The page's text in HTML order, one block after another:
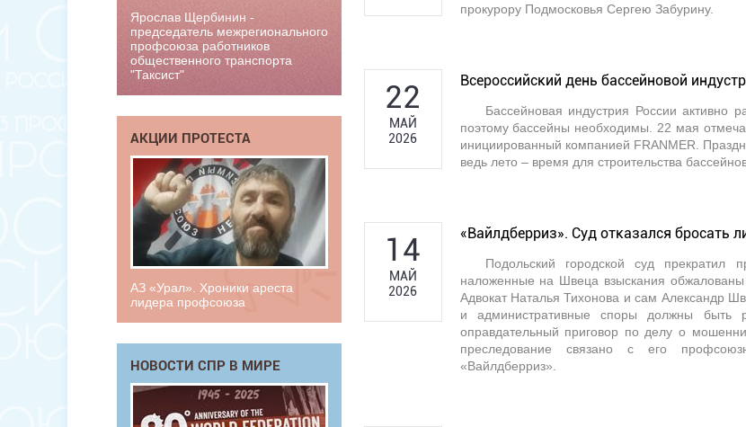
Ярослав Щербинин -
председатель межрегионального
профсоюза работников
общественного транспорта
"Таксист"
АКЦИИ ПРОТЕСТА
АЗ «Урал». Хроники ареста
лидера профсоюза
НОВОСТИ СПР В МИРЕ
прокурору Подмосковья Сергею Забурину.
22
МАЙ
2026
Всероссийский день бассейновой
Бассейновая индустрия России активно
поэтому бассейны необходимы. 22 мая
инициированный компанией FRANMER.
ведь лето – время для строительства
14
МАЙ
2026
«Вайлдберриз». Суд отказался бросать
Подольский городской суд
наложенные на Швеца взыскания
Адвокат Наталья Тихонова и сам Александр
и административные споры должны
оправдательный приговор по делу о
преследование связано с его
«Вайлдберриз».